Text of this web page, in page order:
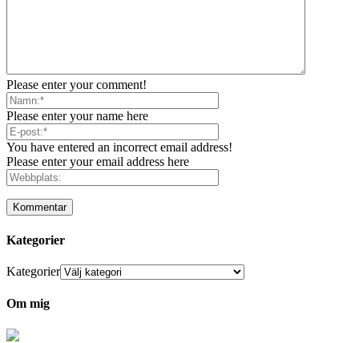
Please enter your comment!
Please enter your name here
You have entered an incorrect email address!
Please enter your email address here
Kategorier
Kategorier
Om mig